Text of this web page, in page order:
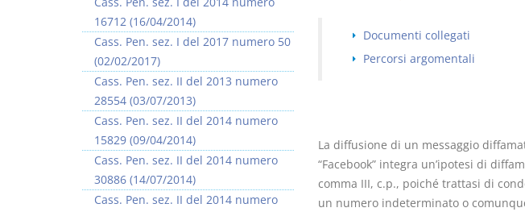
Documenti collegati
Percorsi argomentali
La diffusione di un messaggio
“Facebook” integra un’ipotesi di
comma III, c.p., poiché trattasi di
un numero indeterminato o
16712 (16/04/2014)
Cass. Pen. sez. I del 2017 numero 50
(02/02/2017)
Cass. Pen. sez. II del 2013 numero
28554 (03/07/2013)
Cass. Pen. sez. II del 2014 numero
15829 (09/04/2014)
Cass. Pen. sez. II del 2014 numero
30886 (14/07/2014)
Cass. Pen. sez. II del 2014 numero